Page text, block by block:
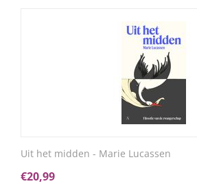
Uit het midden - Marie Lucassen
€20,99